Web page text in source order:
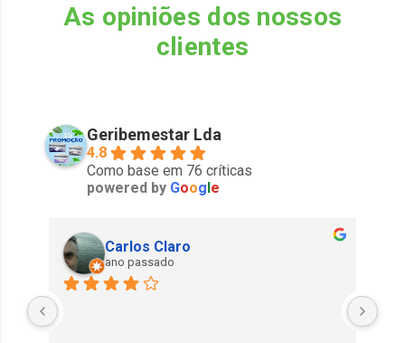
As opiniões dos nossos
clientes
Geribemestar Lda
4.8
Como base em 76 críticas
powered by Google
Carlos Claro
ano passado